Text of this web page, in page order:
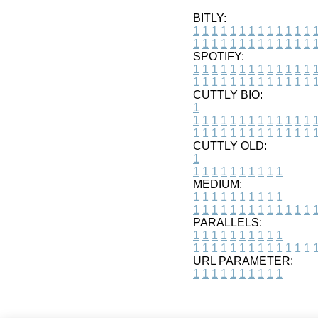
BITLY:
1 1 1 1 1 1 1 1 1 1 1 1 1 1
1 1 1 1 1 1 1 1 1 1 1 1 1 1
SPOTIFY:
1 1 1 1 1 1 1 1 1 1 1 1 1 1
1 1 1 1 1 1 1 1 1 1 1 1 1 1
CUTTLY BIO:
1
1 1 1 1 1 1 1 1 1 1 1 1 1 1
1 1 1 1 1 1 1 1 1 1 1 1 1 1
CUTTLY OLD:
1
1 1 1 1 1 1 1 1 1 1
MEDIUM:
1 1 1 1 1 1 1 1 1 1
1 1 1 1 1 1 1 1 1 1 1 1 1 1
PARALLELS:
1 1 1 1 1 1 1 1 1 1
1 1 1 1 1 1 1 1 1 1 1 1 1 1
URL PARAMETER:
1 1 1 1 1 1 1 1 1 1